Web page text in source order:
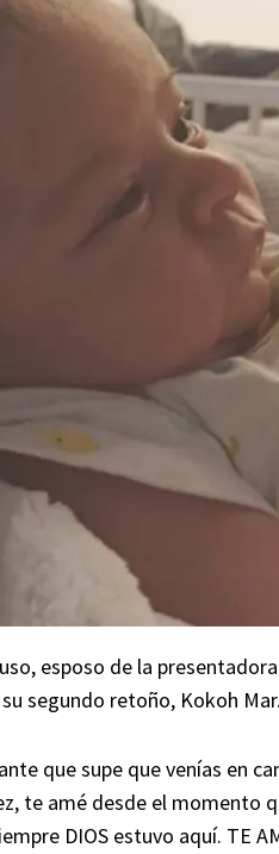
esposo de la
segundo retoño, Kokoh Mar.
que supe que venías en
te amé desde el momento
DIOS estuvo aquí. TE